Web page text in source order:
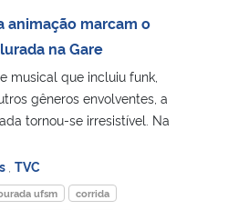
animação marcam o
na Gare
musical que incluiu funk,
gêneros envolventes, a
tornou-se irresistível. Na
TVC
ufsm
corrida